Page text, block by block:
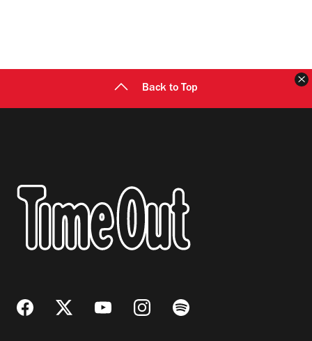
Back to Top